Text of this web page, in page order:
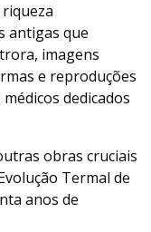
antigas que
imagens
e reproduções
dedicados
obras cruciais
Termal de
anos de